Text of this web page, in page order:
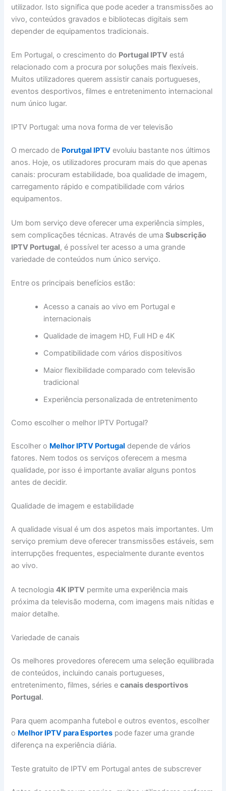
utilizador. Isto significa que pode aceder a transmissões ao
vivo, conteúdos gravados e bibliotecas digitais sem
depender de equipamentos tradicionais.
Em Portugal, o crescimento do Portugal IPTV está
relacionado com a procura por soluções mais flexíveis.
Muitos utilizadores querem assistir canais portugueses,
eventos desportivos, filmes e entretenimento internacional
num único lugar.
IPTV Portugal: uma nova forma de ver televisão
O mercado de Porutgal IPTV evoluiu bastante nos últimos
anos. Hoje, os utilizadores procuram mais do que apenas
canais: procuram estabilidade, boa qualidade de imagem,
carregamento rápido e compatibilidade com vários
equipamentos.
Um bom serviço deve oferecer uma experiência simples,
sem complicações técnicas. Através de umaSubscrição
IPTV Portugal, é possível ter acesso a uma grande
variedade de conteúdos num único serviço.
Entre os principais benefícios estão:
Acesso a canais ao vivo em Portugal e
internacionais
Qualidade de imagem HD, Full HD e 4K
Compatibilidade com vários dispositivos
Maior flexibilidade comparado com televisão
tradicional
Experiência personalizada de entretenimento
Como escolher o melhor IPTV Portugal?
Escolher o Melhor IPTV Portugal depende de vários
fatores. Nem todos os serviços oferecem a mesma
qualidade, por isso é importante avaliar alguns pontos
antes de decidir.
Qualidade de imagem e estabilidade
A qualidade visual é um dos aspetos mais importantes. Um
serviço premium deve oferecer transmissões estáveis, sem
interrupções frequentes, especialmente durante eventos
ao vivo.
A tecnologia4K IPTV permite uma experiência mais
próxima da televisão moderna, com imagens mais nítidas e
maior detalhe.
Variedade de canais
Os melhores provedores oferecem uma seleção equilibrada
de conteúdos, incluindo canais portugueses,
entretenimento, filmes, séries ecanais desportivos
Portugal.
Para quem acompanha futebol e outros eventos, escolher
o Melhor IPTV para Esportes pode fazer uma grande
diferença na experiência diária.
Teste gratuito de IPTV em Portugal antes de subscrever